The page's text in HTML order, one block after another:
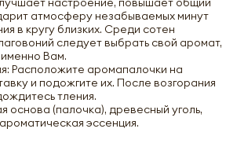
атмосферу незабываемых минут
в кругу близких. Среди сотен
следует выбрать свой аромат,
Вам.
Расположите аромапалочки на
и подожгите их. После возгорания
тления.
основа (палочка), древесный уголь,
эссенция.